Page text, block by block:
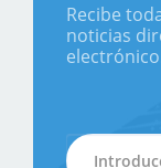
Recibe
noticias